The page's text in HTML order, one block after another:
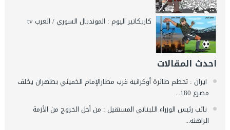
كاريكاتير اليوم : المونديال السوري / العرب tv
احدث المقالات
ايران : تحطم طائرة أوكرانية قرب مطارالإمام الخميني بطهران يخلف
مصرع 180...
نائب رئيس الوزراء اللبناني المستقيل : من أجل الخروج من الأزمة
الراهنة...